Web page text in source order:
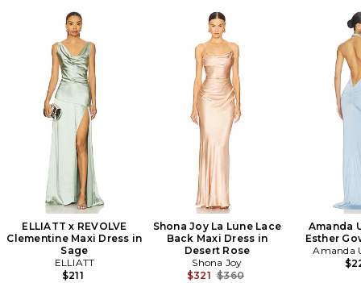
ELLIATT x REVOLVE
Clementine Maxi Dress in
Sage
ELLIATT
$211
Shona Joy La Lune Lace
Back Maxi Dress in
Desert Rose
Shona Joy
$321 Previous price:
$360
Amanda
Esther
Amanda